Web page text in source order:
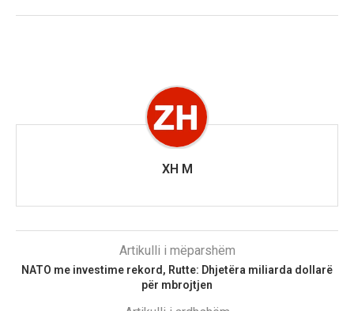
XH M
Artikulli i mëparshëm
NATO me investime rekord, Rutte: Dhjetëra miliarda dollarë
për mbrojtjen